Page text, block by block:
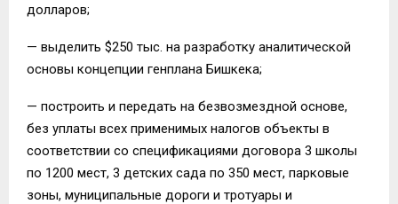
долларов;
— выделить $250 тыс. на разработку аналитической
основы концепции генплана Бишкека;
— построить и передать на безвозмездной основе,
без уплаты всех применимых налогов объекты в
соответствии со спецификациями договора 3 школы
по 1200 мест, 3 детских сада по 350 мест, парковые
зоны, муниципальные дороги и тротуары и